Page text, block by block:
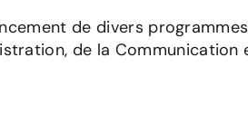
de divers
de la Communication